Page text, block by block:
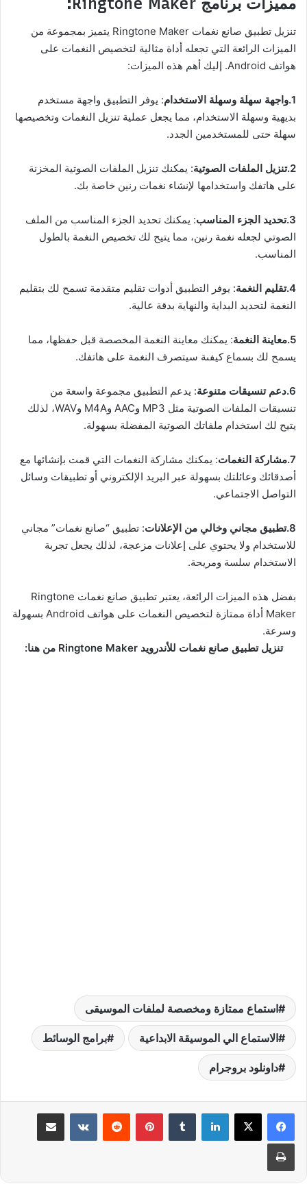
تنزيل تطبيق صانع نغمات Ringtone Maker يتميز بمجموعة من
الميزات الرائعة التي تجعله أداة مثالية لتخصيص النغمات على
هواتف Android. إليك أهم هذه الميزات:
1.واجهة سهلة وسهلة الاستخدام
: يوفر التطبيق واجهة مستخدم
بديهية وسهلة الاستخدام، مما يجعل عملية تنزيل النغمات وتخصيصها
سهلة حتى للمستخدمين الجدد.
2.تنزيل الملفات الصوتية
: يمكنك تنزيل الملفات الصوتية المخزنة
على هاتفك واستخدامها لإنشاء نغمات رنين خاصة بك.
3.تحديد الجزء المناسب
: يمكنك تحديد الجزء المناسب من الملف
الصوتي لجعله نغمة رنين، مما يتيح لك تخصيص النغمة بالطول
المناسب.
4.تقليم النغمة
: يوفر التطبيق أدوات تقليم متقدمة تسمح لك بتقليم
النغمة لتحديد البداية والنهاية بدقة عالية.
5.معاينة النغمة
: يمكنك معاينة النغمة المخصصة قبل حفظها، مما
يسمح لك بسماع كيفىة سيتصرف النغمة على هاتفك.
6.دعم تنسيقات متنوعة
: يدعم التطبيق مجموعة واسعة من
تنسيقات الملفات الصوتية مثل MP3 وAAC وM4A وWAV، لذلك
يتيح لك استخدام ملفاتك الصوتية المفضلة بسهولة.
7.مشاركة النغمات
: يمكنك مشاركة النغمات التي قمت بإنشائها مع
أصدقائك وعائلتك بسهولة عبر البريد الإلكتروني أو تطبيقات وسائل
التواصل الاجتماعي.
8.تطبيق مجاني وخالي من الإعلانات
: تطبيق “صانع نغمات” مجاني
للاستخدام ولا يحتوي على إعلانات مزعجة، لذلك يجعل تجربة
الاستخدام سلسة ومريحة.
بفضل هذه الميزات الرائعة، يعتبر تطبيق صانع نغمات Ringtone
Maker أداة ممتازة لتخصيص النغمات على هواتف Android بسهولة
وسرعة.
تنزيل تطبيق صانع نغمات للأندرويد Ringtone Maker من هنا:
استماع ممتازة ومخصصة لملفات الموسيقى
الاستماع الي الموسيقة الابداعية برامج الوسائط
داونلود بروجرام
لينكدإن بينتيريست مشاركة عبر البريد
طباعة